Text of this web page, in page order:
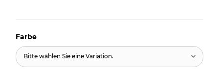
Farbe
Bitte wählen Sie eine Variation.